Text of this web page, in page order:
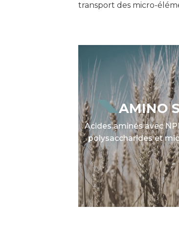
transport des micro-
AMINO
Acides aminés avec
polysaccharides et